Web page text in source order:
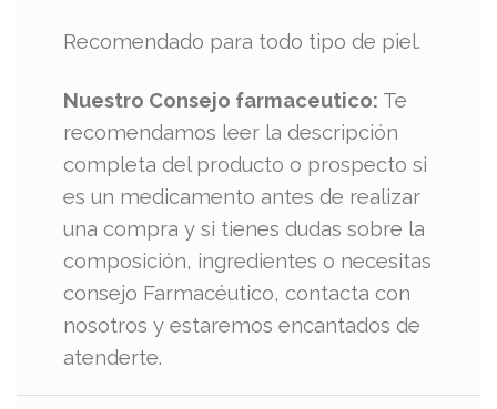
Recomendado para todo tipo de piel.
Nuestro Consejo farmaceutico: Te
recomendamos leer la descripción
completa del producto o prospecto si
es un medicamento antes de realizar
una compra y si tienes dudas sobre la
composición, ingredientes o necesitas
consejo Farmacéutico, contacta con
nosotros y estaremos encantados de
atenderte.